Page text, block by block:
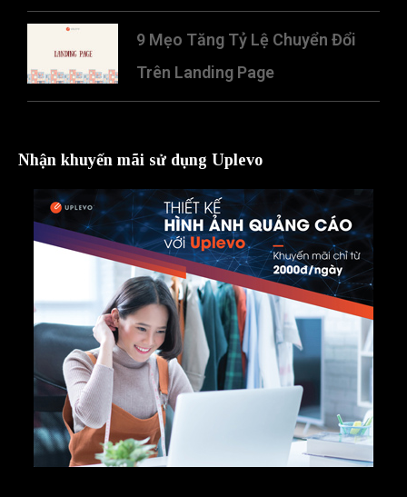
9 Mẹo Tăng Tỷ Lệ Chuyển Đổi
Trên Landing Page
Nhận khuyến mãi sử dụng Uplevo